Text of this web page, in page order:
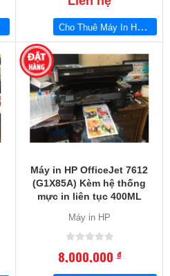
Cho Thuê Máy In HP OfficeJet 7110 Wide Format ePrinter(CR768A)
Máy in HP OfficeJet 7612
(G1X85A) Kèm hệ thống
mực in liên tục 400ML
Máy in HP
8,000,000đ